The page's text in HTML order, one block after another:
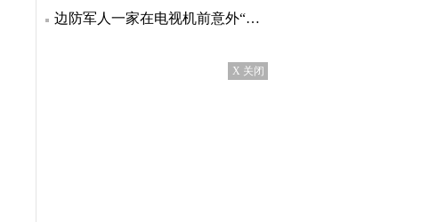
边防军人一家在电视机前意外“团聚”
X 关闭